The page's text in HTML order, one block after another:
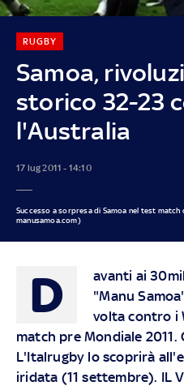
Samoa,
storico 32-23
l'Australia
RUGBY
17 lug 2011 - 14:10
Successo a sorpresa di Samoa nel test
manusamoa.com)
D
avanti ai
"Manu
volta contro i
match pre Mondiale 2011.
L'Italrugby lo scoprirà
iridata (11 settembre). IL